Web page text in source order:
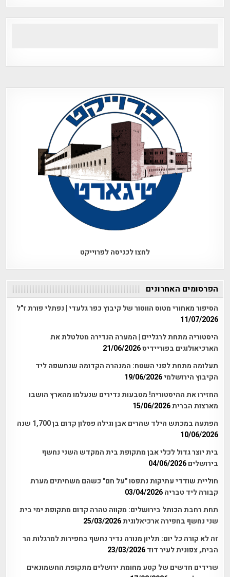
לחצו לכניסה לפרוייקט
הפרסומים האחרונים
הסיפור מאחורי מטוס הווטור של קיבוץ כפר גלעדי | נפתלי פורת ז"ל
11/07/2026
היסטוריה מתחת לרגליים | המערה הנדירה מטלטלת את
הארכיאולוגים בפוריידיס21/06/2026
תעלומה מתחת לפני השטח: המנהרה הקדומה שנחשפה ליד
הקיבוץ הירושלמי19/06/2026
החזירו את ההיסטוריה! מטבעות נדירים שנעלמו מהארץ הושבו
מארצות הברית15/06/2026
הפתעה במכתש הילד שהרים אבן וגילה פסלון קדום בן 1,700 שנה
10/06/2026
בית יוצר גדול לכלי אבן מתקופת בית המקדש השני נחשף
בירושלים 04/06/2026
חוליית שודדי עתיקות נתפסו "על חם" כשהם משחיתים מערת
קבורה ליד טבריה 03/04/2026
תחת רחבת הכותל בירושלים: מקווה טהרה קדום מתקופת ימי בית
שני נחשף בחפירה ארכיאלוגית25/03/2026
זה לא קורה כל יום: תליון מנורה נדיר נחשף בחפירות למרגלות הר
הבית, צפונית לעיר דוד 23/03/2026
שרידים חדשים של קטע מחומת ירושלים מתקופת החשמונאים